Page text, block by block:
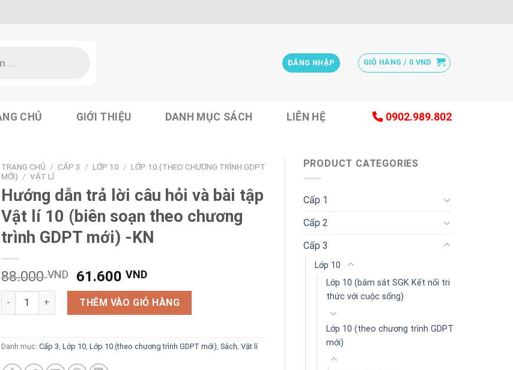
ĐĂNG NHẬP GIỎ HÀNG / 0 VND
CHỦ GIỚI THIỆU DANH MỤC SÁCH LIÊN HỆ 0902.989.802
TRANG CHỦ / CẤP 3 / LỚP 10 / LỚP 10 (THEO CHƯƠNG TRÌNH GDPT
MỚI) / VẬT LÍ
Hướng dẫn trả lời câu hỏi và bài tập
Vật lí 10 (biên soạn theo chương
trình GDPT mới) -KN
88.000VND
Giá
gốc
là:
88.000 VND.
61.600VNDGiá
hiện
tại
là:
61.600 VND.
Hướng dẫn trả lời câu hỏi và bài tập Vật lí 10 (biên soạn theo chương trình GDPT mới) -KN số lượng
THÊM VÀO GIỎ HÀNG
Danh mục: Cấp 3 Lớp 10 Lớp 10 (theo chương trình GDPT mới) Sách Vật lí
PRODUCT CATEGORIES
Cấp 1
Cấp 2
Cấp 3
Lớp 10
Lớp 10 (bám sát SGK Kết nối tri
thức với cuộc sống)
Lớp 10 (theo chương trình GDPT
mới)